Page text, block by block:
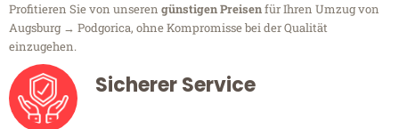
Profitieren Sie von unseren günstigen Preisenfür Ihren Umzug von
Augsburg → Podgorica, ohne Kompromisse bei der Qualität
einzugehen.
Sicherer Service